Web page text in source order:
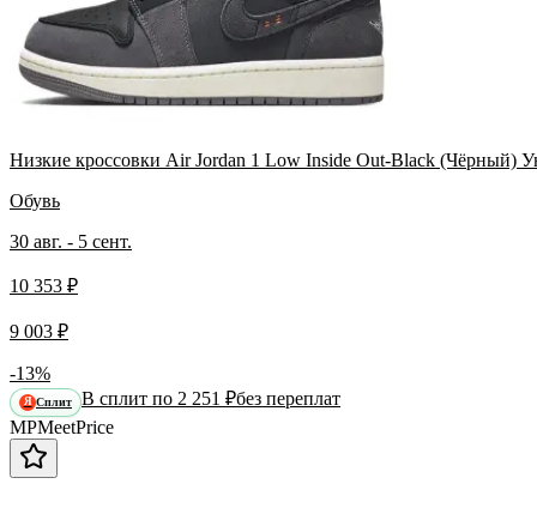
Низкие кроссовки Air Jordan 1 Low Inside Out-Black (Чёрный)
Обувь
30 авг. - 5 сент.
10 353 ₽
9 003 ₽
-13%
Я Сплит В сплит по 2 251 ₽без переплат
MPMeetPrice